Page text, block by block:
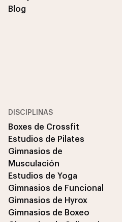
Blog
DISCIPLINAS
Boxes de Crossfit
Estudios de Pilates
Gimnasios de
Musculación
Estudios de Yoga
Gimnasios de Funcional
Gimnasios de Hyrox
Gimnasios de Boxeo